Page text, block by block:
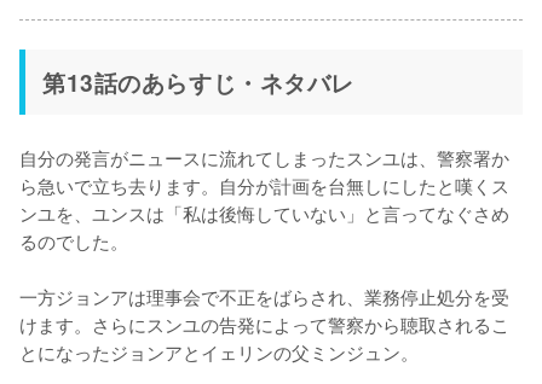
第13話のあらすじ・ネタバレ
自分の発言がニュースに流れてしまったスンユは、警察署か
ら急いで立ち去ります。自分が計画を台無しにしたと嘆くス
ンユを、ユンスは「私は後悔していない」と言ってなぐさめ
るのでした。
一方ジョンアは理事会で不正をばらされ、業務停止処分を受
けます。さらにスンユの告発によって警察から聴取されるこ
とになったジョンアとイェリンの父ミンジュン。